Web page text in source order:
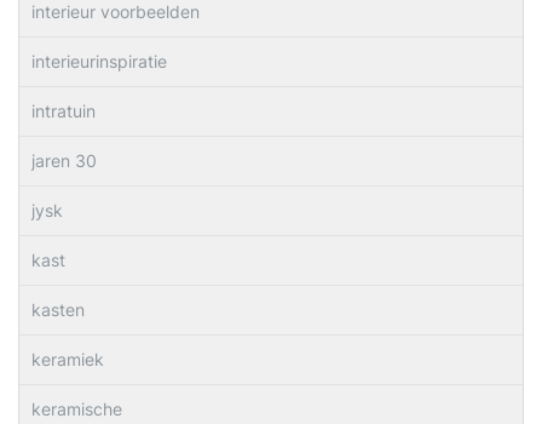
interieur voorbeelden
interieurinspiratie
intratuin
jaren 30
jysk
kast
kasten
keramiek
keramische